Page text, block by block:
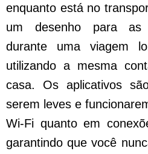
enquanto está no
um desenho para as
durante uma viagem
utilizando a mesma
casa. Os aplicativos
serem leves e
Wi-Fi quanto em
garantindo que você